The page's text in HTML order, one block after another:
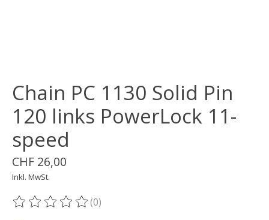
Chain PC 1130 Solid Pin
120 links PowerLock 11-
speed
CHF 26,00
Inkl. MwSt.
Die Bewertung dieses Produkts ist
(0)